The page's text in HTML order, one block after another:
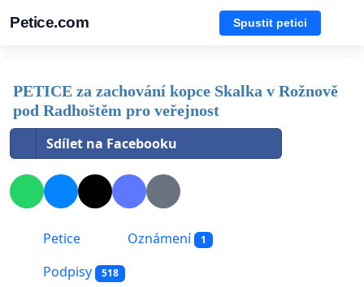
Petice.com Spustit petici
PETICE za zachování kopce Skalka v Rožnově
pod Radhoštěm pro veřejnost
Sdílet na Facebooku
Petice Oznámení 1
Podpisy 518